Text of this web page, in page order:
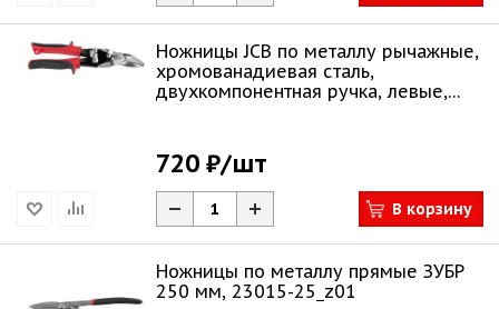
Ножницы JCB по металлу рычажные,
хромованадиевая сталь,
двухкомпонентная ручка, левые,
720 ₽/шт
В корзину
Ножницы по металлу прямые ЗУБР
250 мм, 23015-25_z01